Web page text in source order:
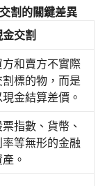
割的關鍵差異
交割
方和賣方不實際
割標的物，而是
現金結算差價。
票指數、貨幣、
率等無形的金融
。